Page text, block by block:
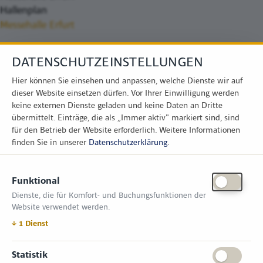
Hallenplan
Messehalle Erfurt
Zimper Media GmbH
Reinhardtstr. 31, 10117 Berlin
Tel.: +49 (0) 30 814 50 12 600
office@kommunal.de
ÖFFNUNGSZEITEN MESSE
DATENSCHUTZEINSTELLUNGEN
Hier können Sie einsehen und anpassen, welche Dienste wir auf
dieser Website einsetzen dürfen. Vor Ihrer Einwilligung werden
keine externen Dienste geladen und keine Daten an Dritte
übermittelt. Einträge, die als „Immer aktiv" markiert sind, sind
für den Betrieb der Website erforderlich. Weitere Informationen
finden Sie in unserer Datenschutzerklärung.
Funktional
Dienste, die für Komfort- und Buchungsfunktionen der
Website verwendet werden.
↓ 1 Dienst
Statistik